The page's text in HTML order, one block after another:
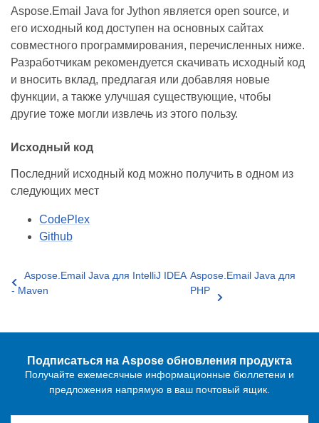
Aspose.Email Java for Jython является open source, и
его исходный код доступен на основных сайтах
совместного программирования, перечисленных ниже.
Разработчикам рекомендуется скачивать исходный код
и вносить вклад, предлагая или добавляя новые
функции, а также улучшая существующие, чтобы
другие тоже могли извлечь из этого пользу.
Исходный код
Последний исходный код можно получить в одном из
следующих мест
CodePlex
Github
Aspose.Email Java для IntelliJ IDEA
- Maven
Aspose.Email Java для
PHP
Подписаться на Aspose обновления продукта
Получайте ежемесячные информационные бюллетени и
предложения напрямую в ваш почтовый ящик.